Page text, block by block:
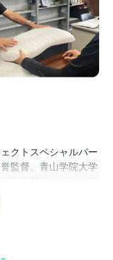
クトスペシャルパー
監督、青山学院大学
を吹き込むことに挑
定していきます。